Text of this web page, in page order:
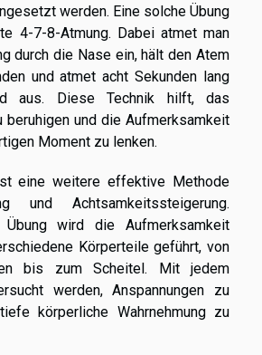
werden. Eine solche Übung
4-7-8-Atmung. Dabei atmet man
durch die Nase ein, hält den Atem
und atmet acht Sekunden lang
aus. Diese Technik hilft, das
beruhigen und die Aufmerksamkeit
Moment zu lenken.
eine weitere effektive Methode
und Achtsamkeitssteigerung.
Übung wird die Aufmerksamkeit
Körperteile geführt, von
bis zum Scheitel. Mit jedem
werden, Anspannungen zu
körperliche Wahrnehmung zu